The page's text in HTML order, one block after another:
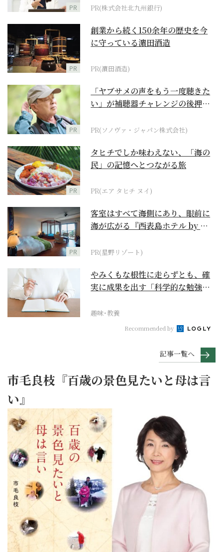
PR PR(株式会社北九州銀行)
PR
創業から続く150余年の歴史を今
に守っている濵田酒造
PR(濵田酒造)
PR
「ヤブサメの声をもう一度聴きた
い」が補聴器チャレンジの後押し
PR(ソノヴァ・ジャパン株式会社)
PR
タヒチでしか味わえない、「海の
民」の記憶へとつながる旅
PR(エア タヒチ ヌイ)
PR
客室はすべて海側にあり、眼前に
海が広がる『西表島ホテル by 星
PR(星野リゾート)
やみくもな根性に走らずとも、確
実に成果を出す「科学的な勉強
趣味･教養
Recommended by
記事一覧へ
市毛良枝『百歳の景色見たいと母は言
い』